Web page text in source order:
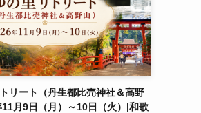
トリート（丹生都比売神社＆高野
月9日（月）～10日（火）|和歌